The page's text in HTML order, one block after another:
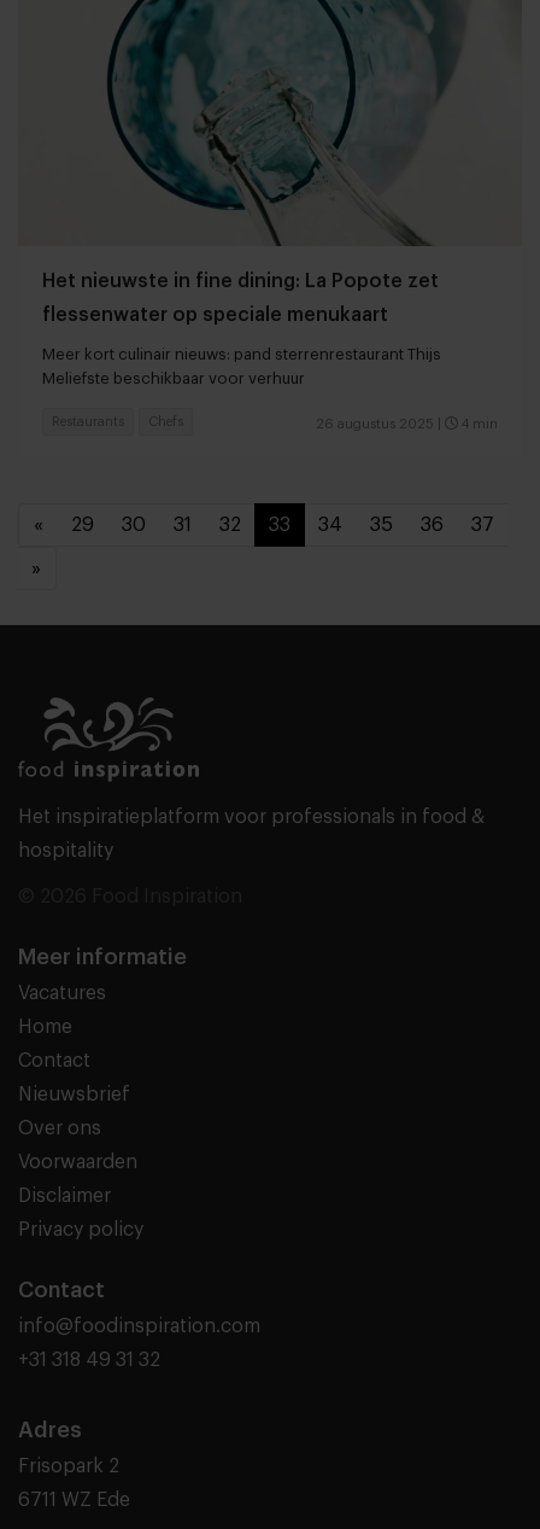
Het nieuwste in fine dining: La Popote zet
flessenwater op speciale menukaart
Meer kort culinair nieuws: pand sterrenrestaurant Thijs
Meliefste beschikbaar voor verhuur
26 augustus 2025 4 min
Restaurants Chefs
« 29 30 31 32 33 34 35 36 37
»
Het inspiratieplatform voor professionals in food &
hospitality
Meer informatie
Vacatures
Home
Contact
Nieuwsbrief
Over ons
Voorwaarden
Disclaimer
Privacy policy
Contact
info@foodinspiration.com
+31 318 49 31 32
Adres
Frisopark 2
6711 WZ Ede